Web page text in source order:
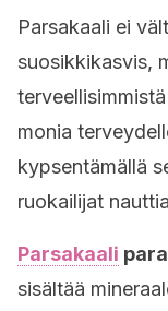
Parsakaali ei
suosikkikasvis,
monia
kypsentämällä
ruokailijat
Parsakaali
sisältää